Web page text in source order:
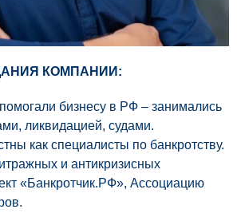
КОМПАНИИ:
бизнесу в РФ – занимались
ликвидацией, судами.
как специалисты по банкротству.
и антикризисных
«Банкротчик.РФ», Ассоциацию